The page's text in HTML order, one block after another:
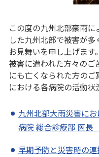
この度の九州北部豪雨
した九州北部で被害が
お見舞いを申し上げます。
被害に遭われた方々の
にも亡くなられた方の
における各病院の活動状
九州北部大雨災害に
病院 総合診療部 医
早期予防と災害時の